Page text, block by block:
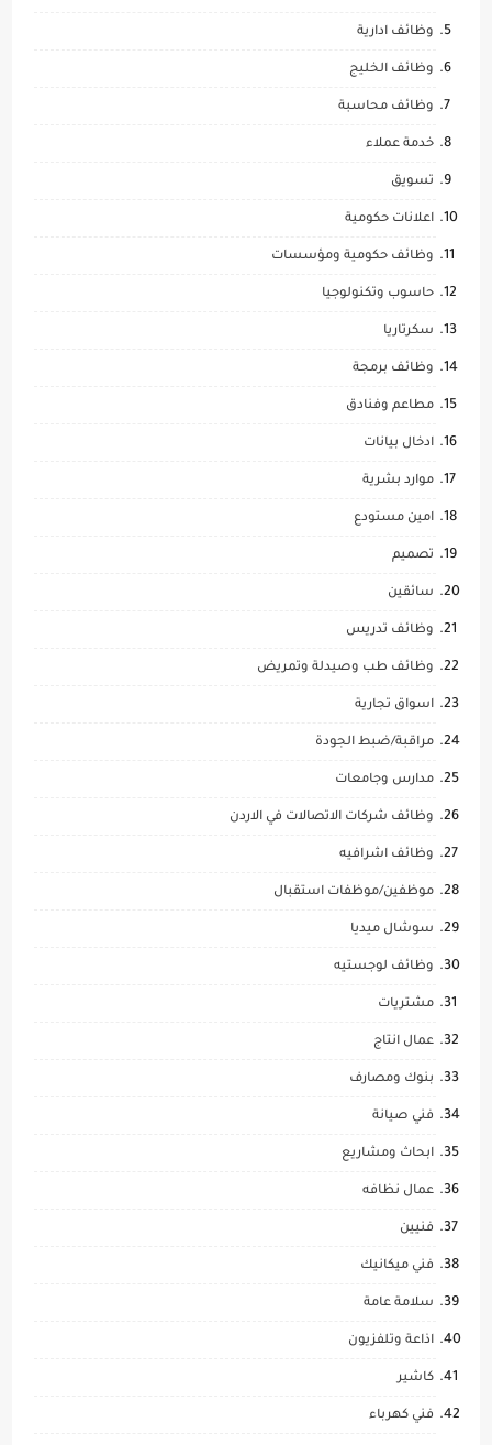
وظائف ادارية
وظائف الخليج
وظائف محاسبة
خدمة عملاء
تسويق
اعلانات حكومية
وظائف حكومية ومؤسسات
حاسوب وتكنولوجيا
سكرتاريا
وظائف برمجة
مطاعم وفنادق
ادخال بيانات
موارد بشرية
امين مستودع
تصميم
سائقين
وظائف تدريس
وظائف طب وصيدلة وتمريض
اسواق تجارية
مراقبة/ضبط الجودة
مدارس وجامعات
وظائف شركات الاتصالات في الاردن
وظائف اشرافيه
موظفين/موظفات استقبال
سوشال ميديا
وظائف لوجستيه
مشتريات
عمال انتاج
بنوك ومصارف
فني صيانة
ابحاث ومشاريع
عمال نظافه
فنيين
فني ميكانيك
سلامة عامة
اذاعة وتلفزيون
كاشير
فني كهرباء